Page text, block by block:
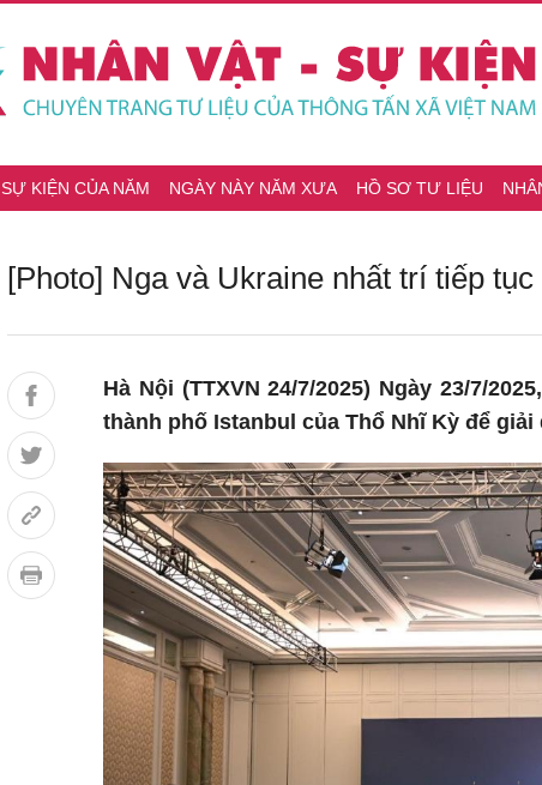
SỰ KIỆN CỦA NĂM NGÀY NÀY NĂM XƯA HỒ SƠ TƯ LIỆU
[Photo] Nga và Ukraine nhất trí tiếp
Hà Nội (TTXVN 24/7/2025) Ngày 23/7/
thành phố Istanbul của Thổ Nhĩ Kỳ để